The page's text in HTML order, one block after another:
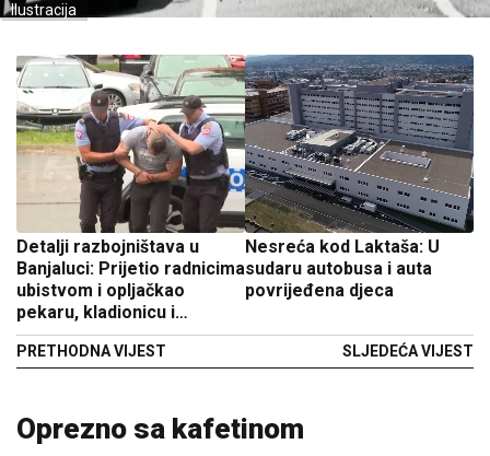
Ilustracija
Detalji razbojništava u
Banjaluci: Prijetio radnicima
ubistvom i opljačkao
pekaru, kladionicu i
ugostiteljske objekte
PRETHODNA VIJEST
Nesreća kod Laktaša: U
sudaru autobusa i auta
povrijeđena djeca
SLJEDEĆA VIJEST
Oprezno sa kafetinom